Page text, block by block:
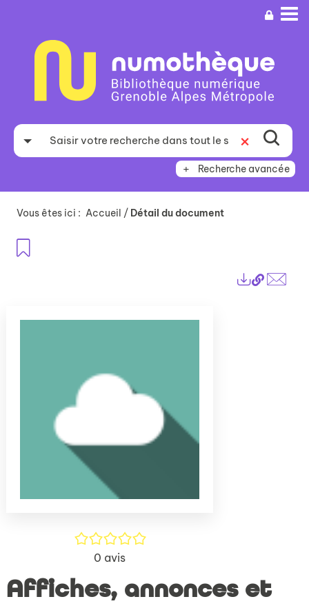
recherche
Recherche avancée
Vous êtes ici : Accueil / Détail du document
Lien
/5
0 avis
Affiches, annonces et